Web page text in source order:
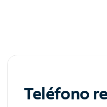
Teléfono